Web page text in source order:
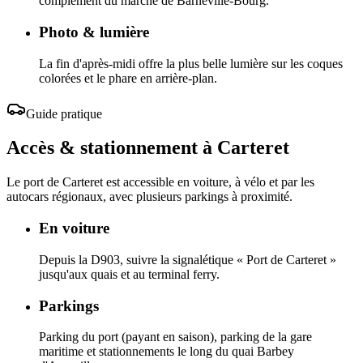
Photo & lumière
La fin d'après-midi offre la plus belle lumière sur les coques
colorées et le phare en arrière-plan.
Guide pratique
Accès & stationnement à Carteret
Le port de Carteret est accessible en voiture, à vélo et par les
autocars régionaux, avec plusieurs parkings à proximité.
En voiture
Depuis la D903, suivre la signalétique « Port de Carteret »
jusqu'aux quais et au terminal ferry.
Parkings
Parking du port (payant en saison), parking de la gare
maritime et stationnements le long du quai Barbey